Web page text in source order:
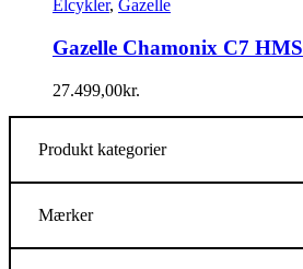
Elcykler, Gazelle
Gazelle Chamonix C7 HMS
27.499,00kr.
Produkt kategorier
Mærker